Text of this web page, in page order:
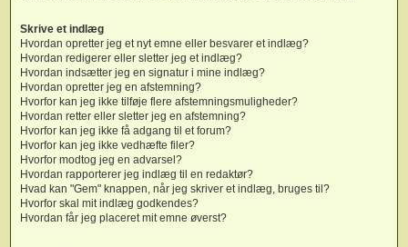
Skrive et indlæg
Hvordan opretter jeg et nyt emne eller besvarer et indlæg?
Hvordan redigerer eller sletter jeg et indlæg?
Hvordan indsætter jeg en signatur i mine indlæg?
Hvordan opretter jeg en afstemning?
Hvorfor kan jeg ikke tilføje flere afstemningsmuligheder?
Hvordan retter eller sletter jeg en afstemning?
Hvorfor kan jeg ikke få adgang til et forum?
Hvorfor kan jeg ikke vedhæfte filer?
Hvorfor modtog jeg en advarsel?
Hvordan rapporterer jeg indlæg til en redaktør?
Hvad kan "Gem" knappen, når jeg skriver et indlæg, bruges til?
Hvorfor skal mit indlæg godkendes?
Hvordan får jeg placeret mit emne øverst?